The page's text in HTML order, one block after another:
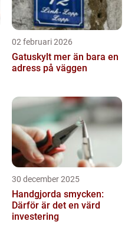
02 februari 2026
Gatuskylt mer än bara en
adress på väggen
30 december 2025
Handgjorda smycken:
Därför är det en värd
investering